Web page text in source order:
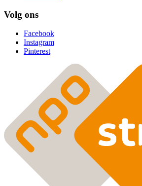
Volg ons
Facebook
Instagram
Pinterest